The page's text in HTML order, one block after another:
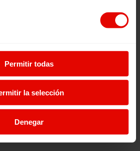
Permitir todas
la selección
Denegar